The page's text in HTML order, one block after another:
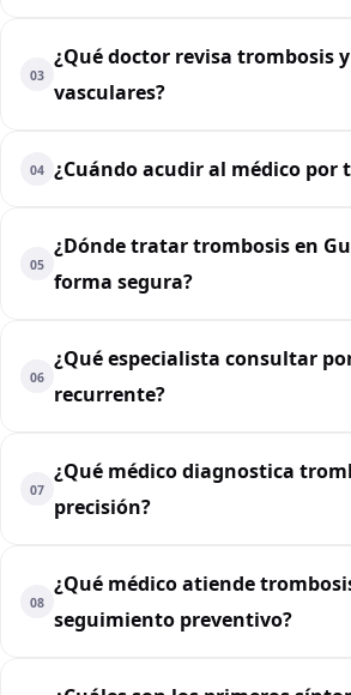
03
¿Qué doctor revisa trombosis
vasculares?
04 ¿Cuándo acudir al médico por
05
¿Dónde tratar trombosis en
forma segura?
06
¿Qué especialista consultar
recurrente?
07
¿Qué médico diagnostica
precisión?
08
¿Qué médico atiende
seguimiento preventivo?